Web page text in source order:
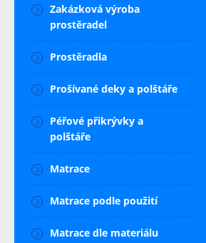
Zakázková výroba
prostěradel
Prostěradla
Prošívané deky a polštáře
Péřové přikrývky a
polštáře
Matrace
Matrace podle použití
Matrace dle materiálu